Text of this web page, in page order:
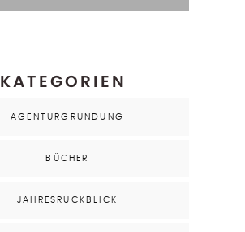
KATEGORIEN
AGENTURGRÜNDUNG
BÜCHER
JAHRESRÜCKBLICK